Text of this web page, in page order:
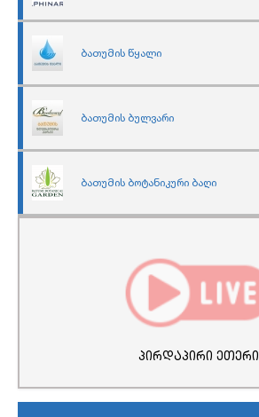
ბათუმის წყალი
ბათუმის ბულვარი
ბათუმის ბოტანიკური ბაღი
პირდაპირი ეთერი